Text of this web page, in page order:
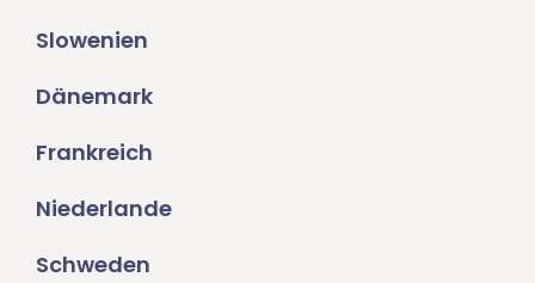
Slowenien
Dänemark
Frankreich
Niederlande
Schweden